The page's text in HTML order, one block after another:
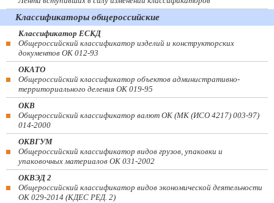
Классификаторы общероссийские
Классификатор ЕСКД
Общероссийский классификатор изделий и конструкторских
документов ОК 012-93
ОКАТО
Общероссийский классификатор объектов административно-
территориального деления ОК 019-95
ОКВ
Общероссийский классификатор валют ОК (МК (ИСО 4217) 003-97)
014-2000
ОКВГУМ
Общероссийский классификатор видов грузов, упаковки и
упаковочных материалов ОК 031-2002
ОКВЭД 2
Общероссийский классификатор видов экономической деятельности
ОК 029-2014 (КДЕС РЕД. 2)